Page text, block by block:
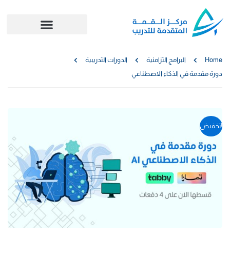
Home البرامج التزامنية
الدورات التدريبية
دورة مقدمة في الذكاء الاصطناعي
تخفيض!